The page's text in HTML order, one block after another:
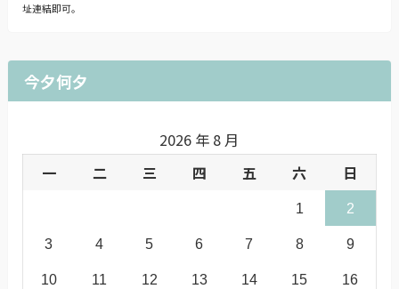
址連結即可。
今夕何夕
2026 年 8 月
一
二 三 四 五 六 日
1 2
3 4 5 6 7 8 9
10 11 12 13 14 15 16